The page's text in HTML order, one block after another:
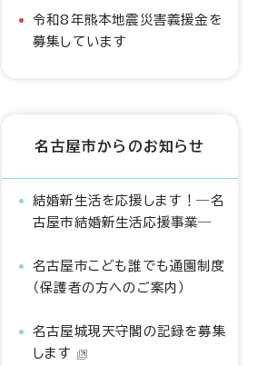
令和8年熊本地震災害義援金を
募集しています
名古屋市からのお知らせ
結婚新生活を応援します！―名
古屋市結婚新生活応援事業―
名古屋市こども誰でも通園制度
（保護者の方へのご案内）
名古屋城現天守閣の記録を募集
します